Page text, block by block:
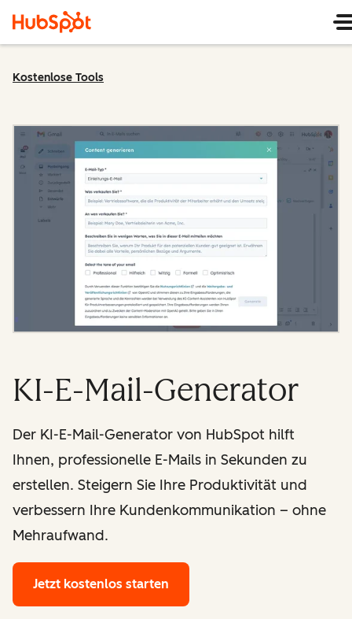
Kostenlose Tools
KI-E-Mail-Generator
Der KI-E-Mail-Generator von HubSpot hilft
Ihnen, professionelle E-Mails in Sekunden zu
erstellen. Steigern Sie Ihre Produktivität und
verbessern Ihre Kundenkommunikation – ohne
Mehraufwand.
Jetzt kostenlos starten